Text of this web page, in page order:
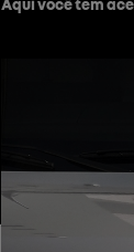
Aqui você tem